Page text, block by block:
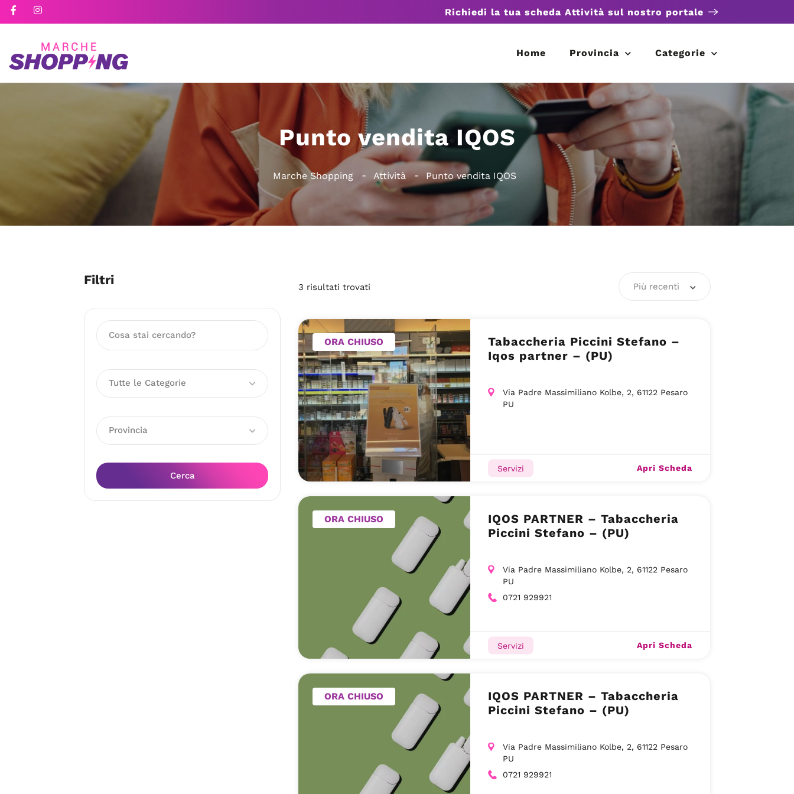
Richiedi la tua scheda Attività sul nostro portale
Home Provincia Categorie
Punto vendita IQOS
Marche Shopping Attività Punto vendita IQOS
Filtri
Tutte le Categorie
Provincia
Cerca
3 risultati trovati Più recenti
ORA CHIUSO
Tabaccheria Piccini Stefano –
Iqos partner – (PU)
Via Padre Massimiliano Kolbe, 2, 61122 Pesaro
PU
Servizi Apri Scheda
ORA CHIUSO
IQOS PARTNER – Tabaccheria
Piccini Stefano – (PU)
Via Padre Massimiliano Kolbe, 2, 61122 Pesaro
PU
0721 929921
Servizi Apri Scheda
ORA CHIUSO
IQOS PARTNER – Tabaccheria
Piccini Stefano – (PU)
Via Padre Massimiliano Kolbe, 2, 61122 Pesaro
PU
0721 929921